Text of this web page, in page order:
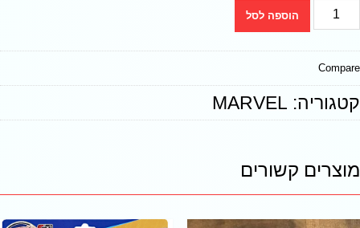
הוספה לסל
Compare
קטגוריה: MARVEL
מוצרים קשורים